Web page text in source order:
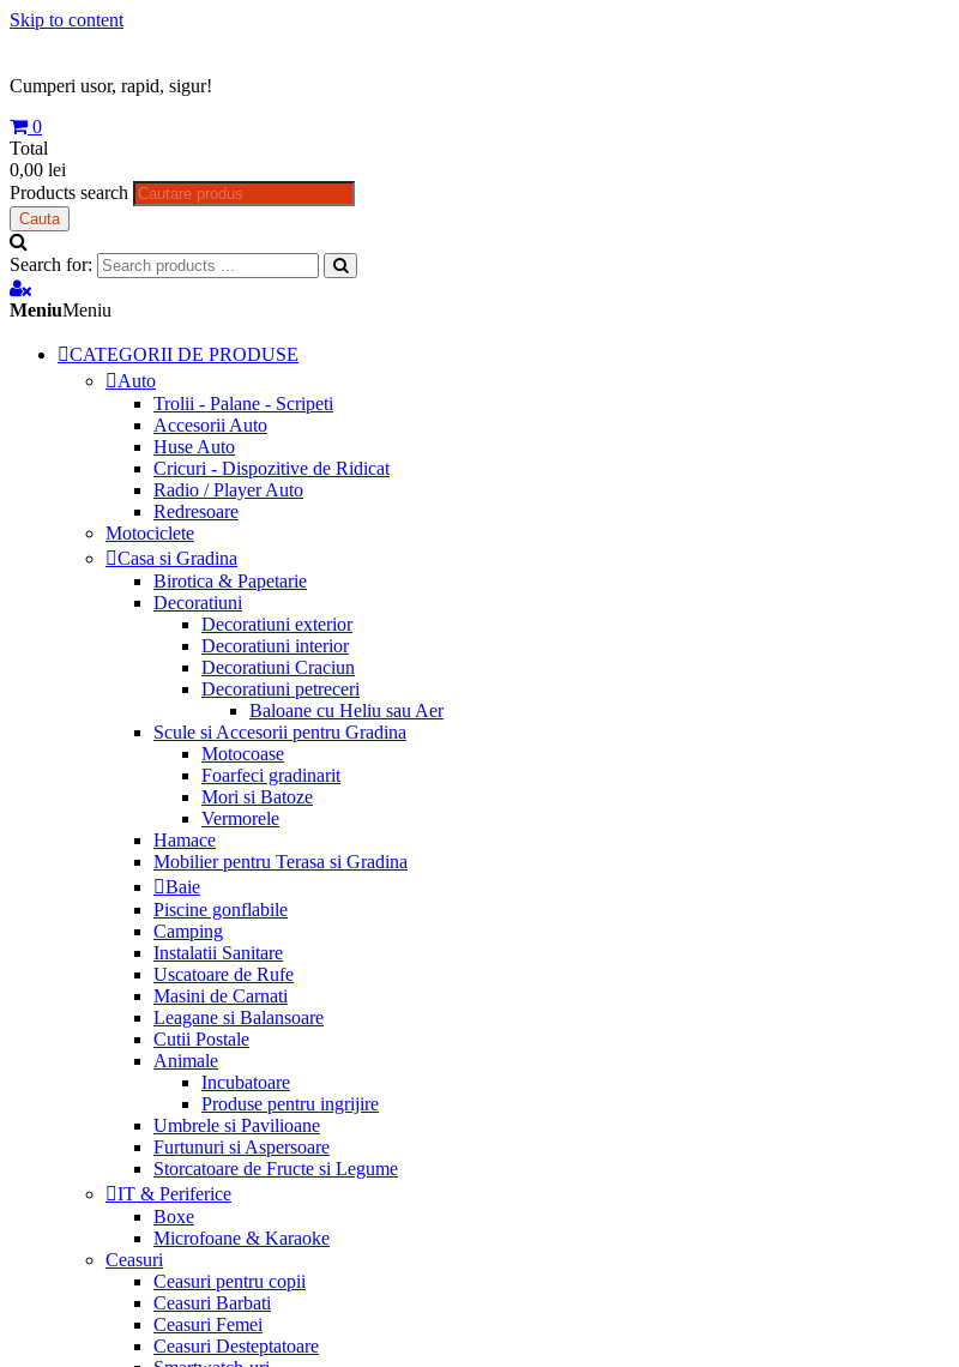
Skip to content
Cumperi usor, rapid, sigur!
0
Total
0,00 lei
Products search
Cauta
Search for:
MeniuMeniu
CATEGORII DE PRODUSE
Auto
Trolii - Palane - Scripeti
Accesorii Auto
Huse Auto
Cricuri - Dispozitive de Ridicat
Radio / Player Auto
Redresoare
Motociclete
Casa si Gradina
Birotica & Papetarie
Decoratiuni
Decoratiuni exterior
Decoratiuni interior
Decoratiuni Craciun
Decoratiuni petreceri
Baloane cu Heliu sau Aer
Scule si Accesorii pentru Gradina
Motocoase
Foarfeci gradinarit
Mori si Batoze
Vermorele
Hamace
Mobilier pentru Terasa si Gradina
Baie
Piscine gonflabile
Camping
Instalatii Sanitare
Uscatoare de Rufe
Masini de Carnati
Leagane si Balansoare
Cutii Postale
Animale
Incubatoare
Produse pentru ingrijire
Umbrele si Pavilioane
Furtunuri si Aspersoare
Storcatoare de Fructe si Legume
IT & Periferice
Boxe
Microfoane & Karaoke
Ceasuri
Ceasuri pentru copii
Ceasuri Barbati
Ceasuri Femei
Ceasuri Desteptatoare